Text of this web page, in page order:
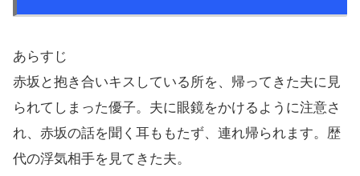
あらすじ
赤坂と抱き合いキスしている所を、帰ってきた夫に見
られてしまった優子。夫に眼鏡をかけるように注意さ
れ、赤坂の話を聞く耳ももたず、連れ帰られます。歴
代の浮気相手を見てきた夫。